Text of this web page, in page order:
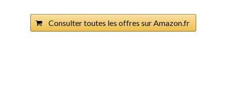
Consulter toutes les offres sur Amazon.fr